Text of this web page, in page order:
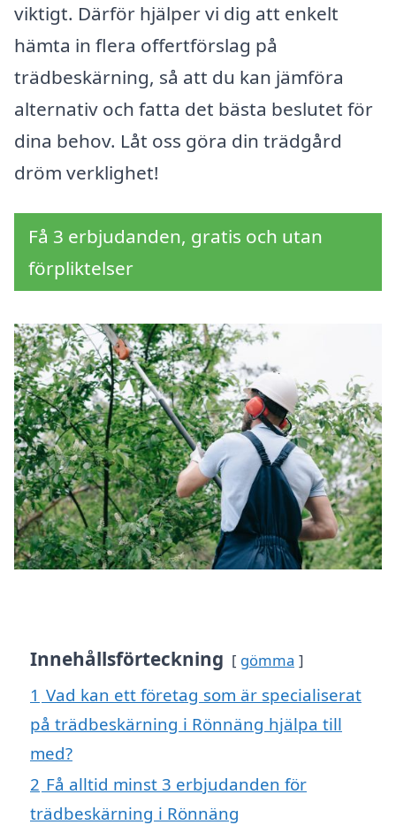
viktigt. Därför hjälper vi dig att enkelt
hämta in flera offertförslag på
trädbeskärning, så att du kan jämföra
alternativ och fatta det bästa beslutet för
dina behov. Låt oss göra din trädgård
dröm verklighet!
Få 3 erbjudanden, gratis och utan
förpliktelser
Innehållsförteckning gömma
1 Vad kan ett företag som är specialiserat
på trädbeskärning i Rönnäng hjälpa till
med?
2 Få alltid minst 3 erbjudanden för
trädbeskärning i Rönnäng